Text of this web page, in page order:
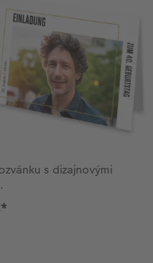
s dizajnovými
*